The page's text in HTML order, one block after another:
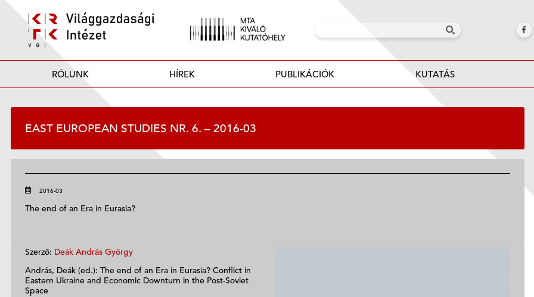
RÓLUNK HÍREK PUBLIKÁCIÓK KUTATÁS
EAST EUROPEAN STUDIES NR. 6. – 2016-03
2016-03
The end of an Era in Eurasia?
Szerző: Deák András György
András, Deák (ed.): The end of an Era in Eurasia? Conflict in
Eastern Ukraine and Economic Downturn in the Post-Soviet
Space